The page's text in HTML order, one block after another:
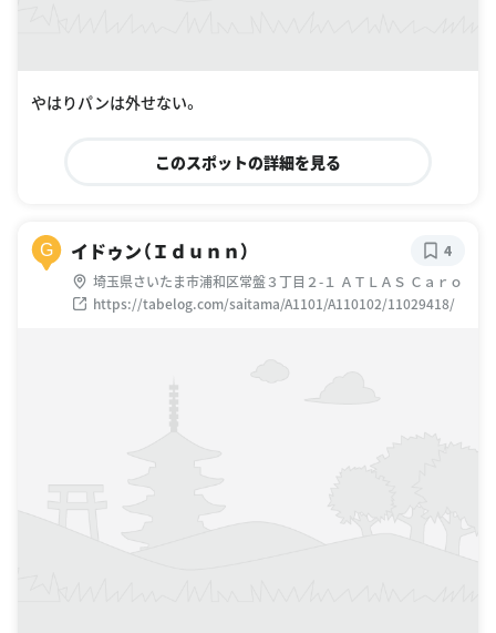
やはりパンは外せない。
このスポットの詳細を見る
G イドゥン（Ｉｄｕｎｎ）
埼玉県さいたま市浦和区常盤３丁目２-１ ＡＴＬＡＳ Ｃａｒｏ
https://tabelog.com/saitama/A1101/A110102/11029418/
4